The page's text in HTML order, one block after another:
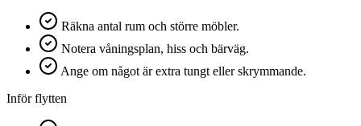
Räkna antal rum och större möbler.
Notera våningsplan, hiss och bärväg.
Ange om något är extra tungt eller skrymmande.
Inför flytten